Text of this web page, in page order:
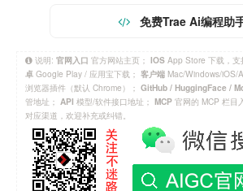
免费Trae Ai编程助
说明: 官网入口 官方网站主页； IOS App Store 下载，支
卓 Google Play / 应用宝下载； 客户端 Mac/Windows/iOS/
浏览器插件（默认 Chrome）； GitHub / HuggingFace /
管地址； API 模型/软件接口地址； MCP 官网的 MCP 栏目
对应渠道，欢迎补充或纠错。